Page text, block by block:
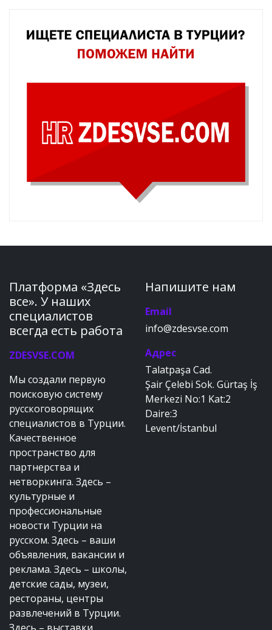
Платформа «Здесь
все». У наших
специалистов
всегда есть работа
ZDESVSE.COM
Мы создали первую
поисковую систему
русскоговорящих
специалистов в Турции.
Качественное
пространство для
партнерства и
нетворкинга. Здесь –
культурные и
профессиональные
новости Турции на
русском. Здесь – ваши
объявления, вакансии и
реклама. Здесь – школы,
детские сады, музеи,
рестораны, центры
развлечений в Турции.
Напишите нам
Email
info@zdesvse.com
Адрес
Talatpaşa Cad.
Şair Çelebi Sok. Gürtaş İş
Merkezi No:1 Kat:2
Daire:3
Levent/İstanbul